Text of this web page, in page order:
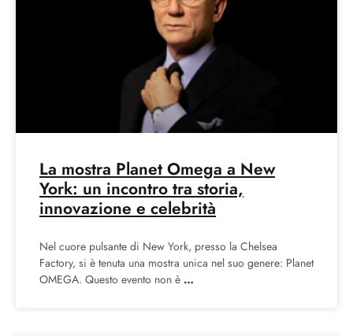
La mostra Planet Omega a New
York: un incontro tra storia,
innovazione e celebrità
Nel cuore pulsante di New York, presso la Chelsea
Factory, si è tenuta una mostra unica nel suo genere: Planet
OMEGA. Questo evento non è